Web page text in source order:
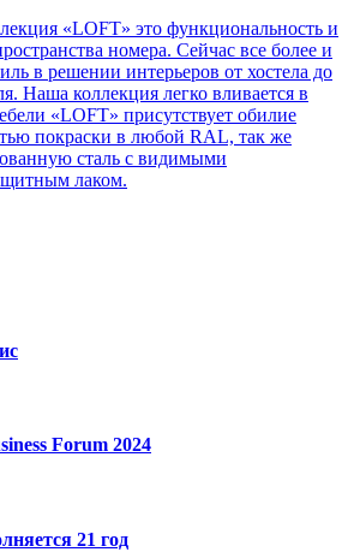
«LOFT» это функциональность и
номера. Сейчас все более и
в решении интерьеров от хостела до
Наша коллекция легко вливается в
«LOFT» присутствует обилие
покраски в любой RAL, так же
сталь с видимыми
лаком.
Forum 2024
21 год